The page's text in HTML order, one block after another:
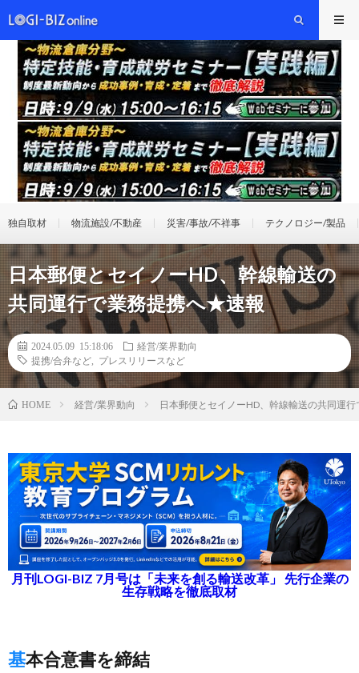
独自取材 物流施設/不動産 災害/事故/不祥事 テクノロジー/製品
日本郵便とセイノーHD、幹線輸送の
共同運行で業務提携へ★速報
2024.05.09 15:18:06
経営/業界動向
提携/合弁など
プレスリリースなど
HOME 経営/業界動向 日本郵便とセイノーHD、幹線輸送の共同運
月刊LOGI-BIZ 7月号は「未来を創る輸送改革」 先行企業の
生存戦略を徹底取材
基本合意書を締結